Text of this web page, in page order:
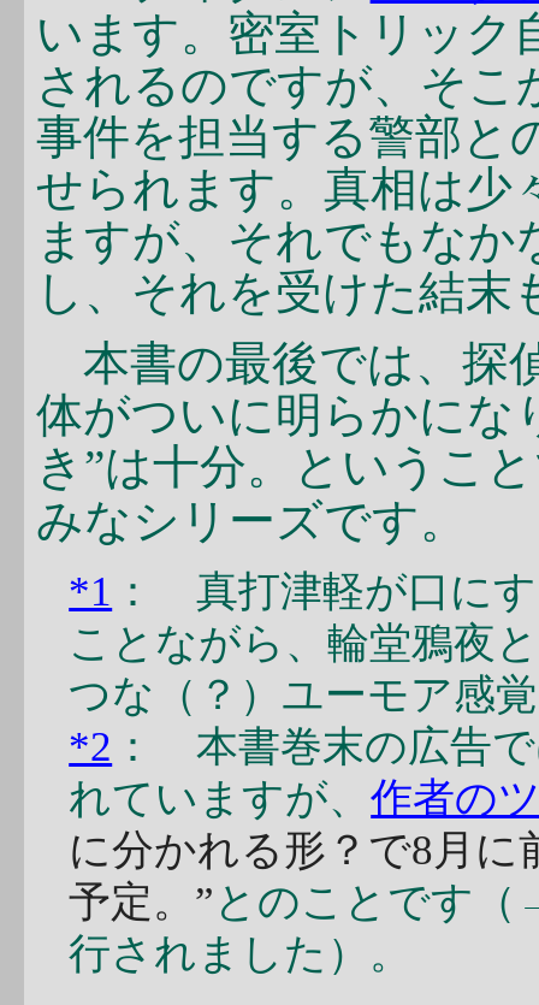
います。密室トリック
されるのですが、そこ
事件を担当する警部と
せられます。真相は少
ますが、それでもな
し、それを受けた結末
本書の最後では、探
体がついに明らかにな
き”は十分。というこ
みなシリーズです。
*1 ： 真打津軽が口に
ことながら、輪堂鴉夜
つな（？）ユーモア感
*2 ： 本書巻末の広告
れていますが、作者の
に分かれる形？で8月
予定。” とのことです（
行されました）。